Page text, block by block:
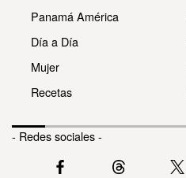
Panamá América
Día a Día
Mujer
Recetas
- Redes sociales -